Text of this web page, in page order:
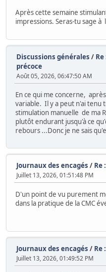
Après cette semaine
impressions. Seras-tu sage à
Discussions générales /
précoce
Août 05, 2026, 06:47:50 AM
En ce qui me concerne,
variable. Il y a peut n'ai tenu
stimulation manuelle de ma
plutôt endurant jusqu'à ce
rebours ...Donc je ne sais
Journaux des encagés / Re
Juillet 13, 2026, 01:51:48 PM
D'un point de vu purement
dans la pratique de la CMC
Journaux des encagés / Re
Juillet 13, 2026, 01:49:52 PM